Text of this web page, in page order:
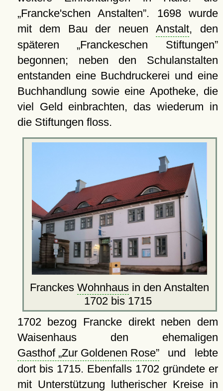
Francke'schen Anstalten . 1698 wurde
mit dem Bau der neuenAnstalt, den
späteren Franckeschen Stiftungen
begonnen; neben den Schulanstalten
entstanden eine Buchdruckerei und eine
Buchhandlung sowie eine Apotheke, die
viel Geld einbrachten, das wiederum in
die Stiftungen floss.
FranckesWohnhaus in den Anstalten
1702 bis 1715
1702 bezog Francke direkt neben dem
Waisenhaus den ehemaligen
Gasthof Zur Goldenen Rose und lebte
dort bis 1715. Ebenfalls 1702 gründete er
mit Unterstützung lutherischer Kreise in